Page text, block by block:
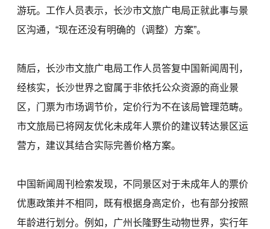
游玩。工作人员表示，长沙市文旅广电局正就此事与景
区沟通，“现在还没有明确的（调整）方案”。
随后，长沙市文旅广电局工作人员答复中国新闻周刊，
经核实，长沙世界之窗属于非依托公众资源的商业景
区，门票为市场调节价，定价行为不在该局管理范畴。
市文旅局已将网友优化未成年人票价的建议转达景区运
营方，建议其结合实际完善价格方案。
中国新闻周刊检索发现，不同景区对于未成年人的票价
优惠政策并不相同，既有根据身高定价，也有部分按照
年龄进行划分。例如，广州长隆野生动物世界，实行年